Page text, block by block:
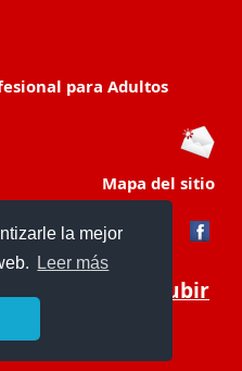
la mejor
Leer más
para Adultos
Mapa del sitio
Subir